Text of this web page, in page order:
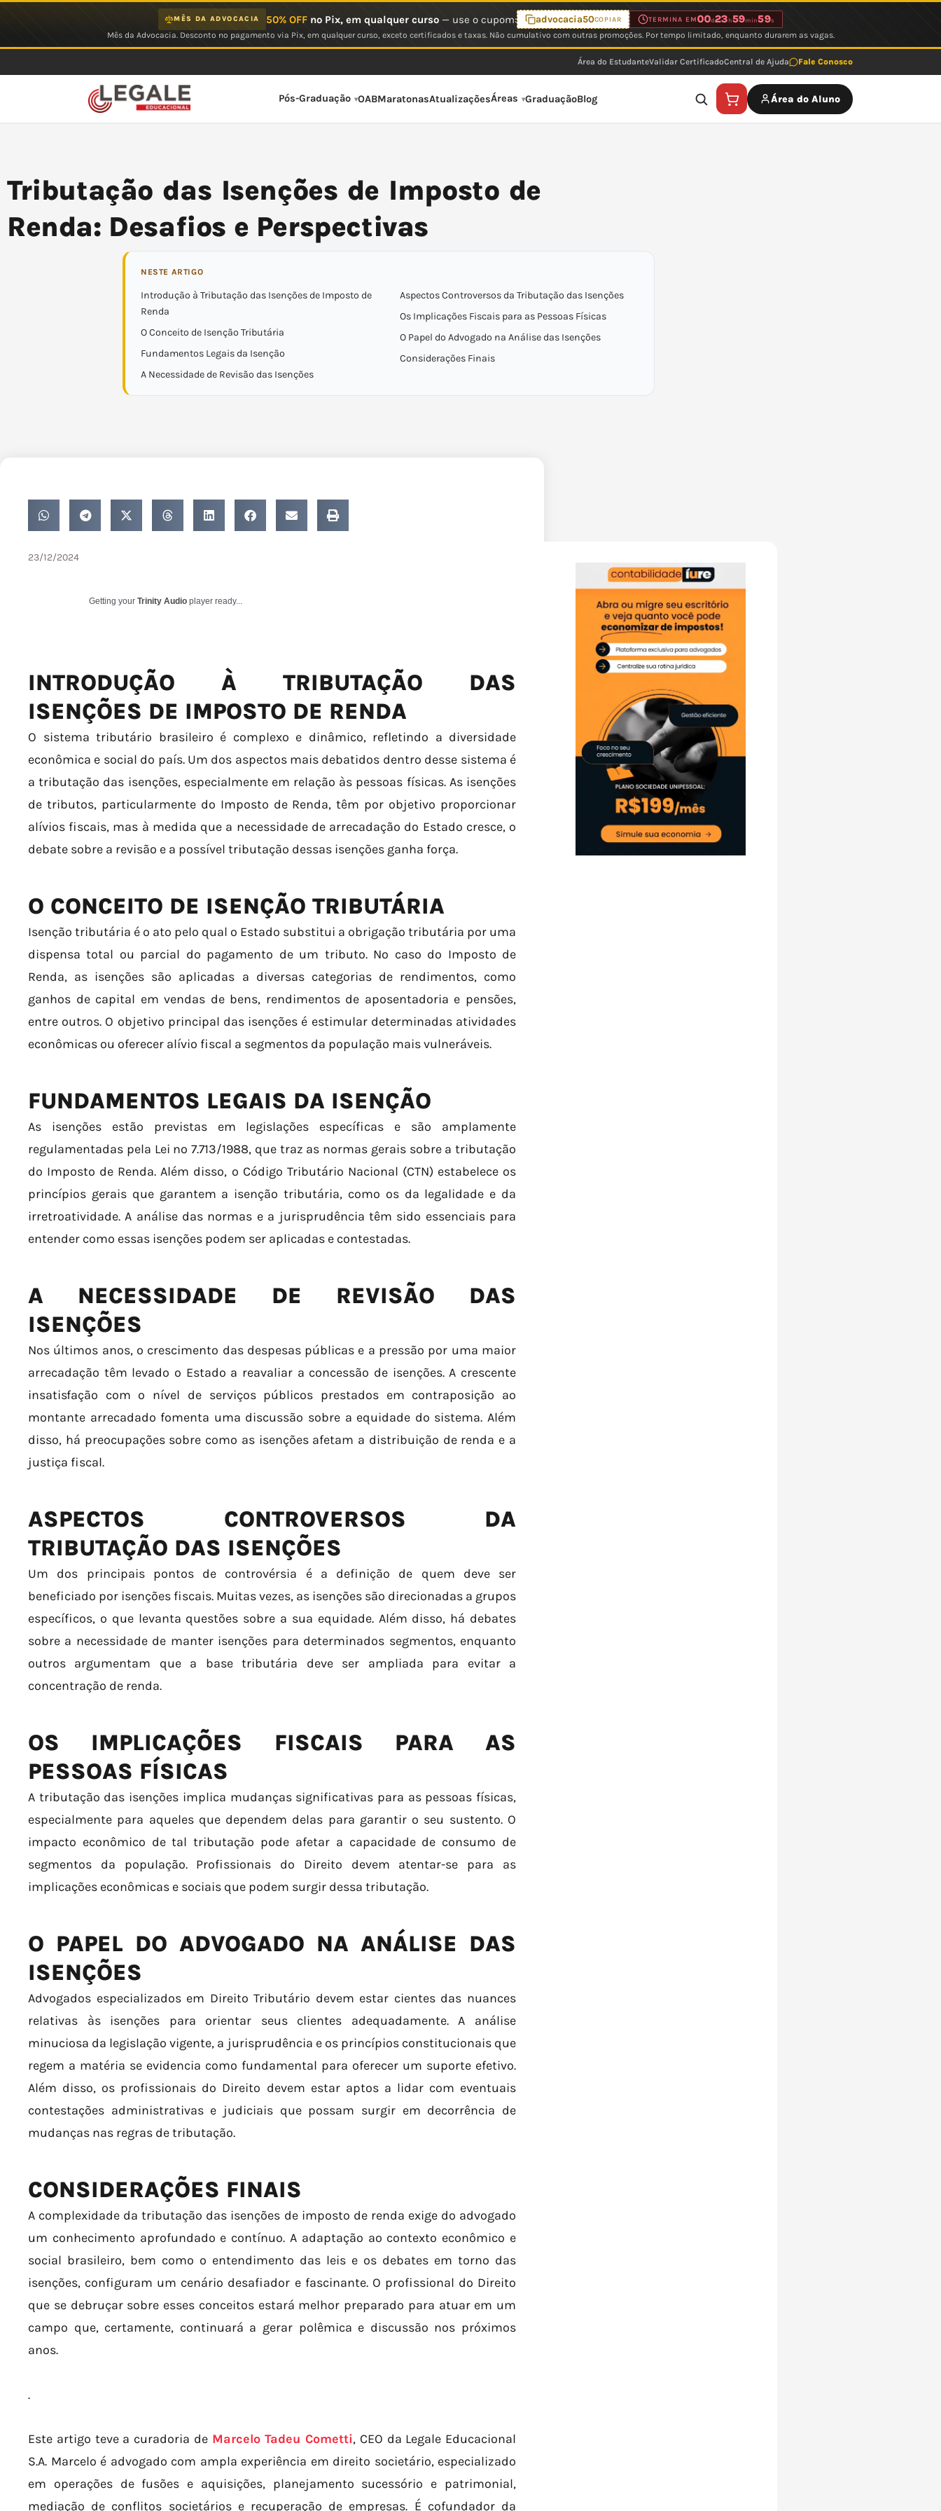
MÊS DA ADVOCACIA 50% OFFno Pix, em qualquer curso— use o cupom: advocacia50COPIAR TERMINA EM00d23 h59min59s
Mês da Advocacia. Desconto no pagamento via Pix, em qualquer curso, exceto certificados e taxas. Não cumulativo com outras promoções. Por tempo limitado, enquanto durarem as vagas.
Área do EstudanteValidar CertificadoCentral de Ajuda Fale Conosco
Pós-Graduação OABMaratonasAtualizaçõesÁreas GraduaçãoBlog Área do Aluno
Tributação das Isenções de Imposto de
Renda: Desafios e Perspectivas
NESTE ARTIGO
Introdução à Tributação das Isenções de Imposto de
Renda
O Conceito de Isenção Tributária
Fundamentos Legais da Isenção
A Necessidade de Revisão das Isenções
Aspectos Controversos da Tributação das Isenções
Os Implicações Fiscais para as Pessoas Físicas
O Papel do Advogado na Análise das Isenções
Considerações Finais
23/12/2024
Getting your Trinity Audio player ready...
INTRODUÇÃO À TRIBUTAÇÃO DAS
ISENÇÕES DE IMPOSTO DE RENDA
O sistema tributário brasileiro é complexo e dinâmico, refletindo a diversidade
econômica e social do país. Um dos aspectos mais debatidos dentro desse sistema é
a tributação das isenções, especialmente em relação às pessoas físicas. As isenções
de tributos, particularmente do Imposto de Renda, têm por objetivo proporcionar
alívios fiscais, mas à medida que a necessidade de arrecadação do Estado cresce, o
debate sobre a revisão e a possível tributação dessas isenções ganha força.
O CONCEITO DE ISENÇÃO TRIBUTÁRIA
Isenção tributária é o ato pelo qual o Estado substitui a obrigação tributária por uma
dispensa total ou parcial do pagamento de um tributo. No caso do Imposto de
Renda, as isenções são aplicadas a diversas categorias de rendimentos, como
ganhos de capital em vendas de bens, rendimentos de aposentadoria e pensões,
entre outros. O objetivo principal das isenções é estimular determinadas atividades
econômicas ou oferecer alívio fiscal a segmentos da população mais vulneráveis.
FUNDAMENTOS LEGAIS DA ISENÇÃO
As isenções estão previstas em legislações específicas e são amplamente
regulamentadas pela Lei nº 7.713/1988, que traz as normas gerais sobre a tributação
do Imposto de Renda. Além disso, o Código Tributário Nacional (CTN) estabelece os
princípios gerais que garantem a isenção tributária, como os da legalidade e da
irretroatividade. A análise das normas e a jurisprudência têm sido essenciais para
entender como essas isenções podem ser aplicadas e contestadas.
A NECESSIDADE DE REVISÃO DAS
ISENÇÕES
Nos últimos anos, o crescimento das despesas públicas e a pressão por uma maior
arrecadação têm levado o Estado a reavaliar a concessão de isenções. A crescente
insatisfação com o nível de serviços públicos prestados em contraposição ao
montante arrecadado fomenta uma discussão sobre a equidade do sistema. Além
disso, há preocupações sobre como as isenções afetam a distribuição de renda e a
justiça fiscal.
ASPECTOS CONTROVERSOS DA
TRIBUTAÇÃO DAS ISENÇÕES
Um dos principais pontos de controvérsia é a definição de quem deve ser
beneficiado por isenções fiscais. Muitas vezes, as isenções são direcionadas a grupos
específicos, o que levanta questões sobre a sua equidade. Além disso, há debates
sobre a necessidade de manter isenções para determinados segmentos, enquanto
outros argumentam que a base tributária deve ser ampliada para evitar a
concentração de renda.
OS IMPLICAÇÕES FISCAIS PARA AS
PESSOAS FÍSICAS
A tributação das isenções implica mudanças significativas para as pessoas físicas,
especialmente para aqueles que dependem delas para garantir o seu sustento. O
impacto econômico de tal tributação pode afetar a capacidade de consumo de
segmentos da população. Profissionais do Direito devem atentar-se para as
implicações econômicas e sociais que podem surgir dessa tributação.
O PAPEL DO ADVOGADO NA ANÁLISE DAS
ISENÇÕES
Advogados especializados em Direito Tributário devem estar cientes das nuances
relativas às isenções para orientar seus clientes adequadamente. A análise
minuciosa da legislação vigente, a jurisprudência e os princípios constitucionais que
regem a matéria se evidencia como fundamental para oferecer um suporte efetivo.
Além disso, os profissionais do Direito devem estar aptos a lidar com eventuais
contestações administrativas e judiciais que possam surgir em decorrência de
mudanças nas regras de tributação.
CONSIDERAÇÕES FINAIS
A complexidade da tributação das isenções de imposto de renda exige do advogado
um conhecimento aprofundado e contínuo. A adaptação ao contexto econômico e
social brasileiro, bem como o entendimento das leis e os debates em torno das
isenções, configuram um cenário desafiador e fascinante. O profissional do Direito
que se debruçar sobre esses conceitos estará melhor preparado para atuar em um
campo que, certamente, continuará a gerar polêmica e discussão nos próximos
anos.
.
Este artigo teve a curadoria de Marcelo Tadeu Cometti, CEO da Legale Educacional
S.A. Marcelo é advogado com ampla experiência em direito societário, especializado
em operações de fusões e aquisições, planejamento sucessório e patrimonial,
mediação de conflitos societários e recuperação de empresas. É cofundador da